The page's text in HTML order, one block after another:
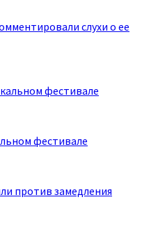
слухи о ее
фестивале